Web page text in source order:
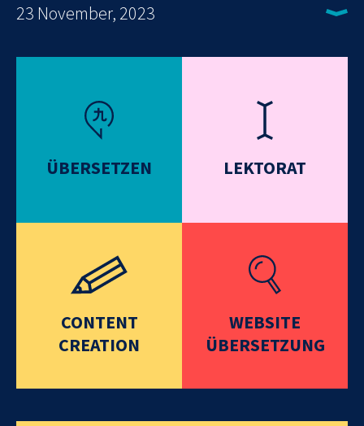
23 November, 2023
ÜBERSETZEN LEKTORAT
CONTENT
CREATION
WEBSITE
ÜBERSETZUNG